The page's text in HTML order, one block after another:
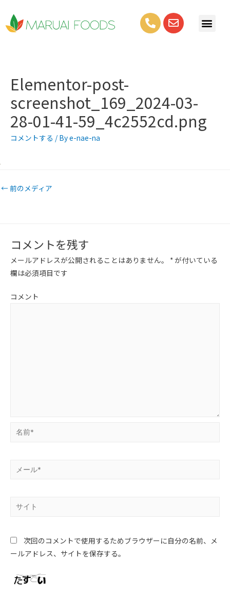
Elementor-post-
screenshot_169_2024-03-
28-01-41-59_4c2552cd.png
コメントする / Bye-nae-na
←前のメディア
コメントを残す
メールアドレスが公開されることはありません。 * が付いている
欄は必須項目です
コメント
次回のコメントで使用するためブラウザーに自分の名前、メ
ールアドレス、サイトを保存する。